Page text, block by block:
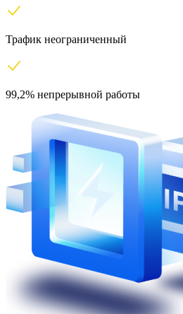
Трафик неограниченный
99,2% непрерывной работы